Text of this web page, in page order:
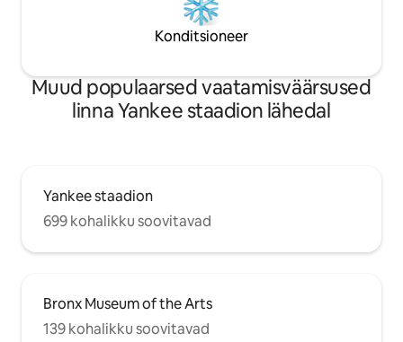
Konditsioneer
Muud populaarsed vaatamisväärsused
linna Yankee staadion lähedal
Yankee staadion
699 kohalikku soovitavad
Bronx Museum of the Arts
139 kohalikku soovitavad